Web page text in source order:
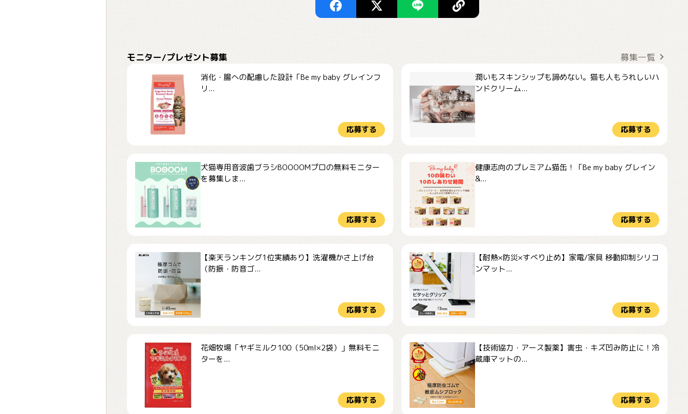
モニター/プレゼント募集 募集一覧
消化・腸への配慮した設計「Be my baby グレインフ
リ...
応募する
潤いもスキンシップも諦めない。猫も人もうれしいハ
ンドクリーム...
応募する
犬猫専用音波歯ブラシBOOOOMプロの無料モニター
を募集しま...
応募する
健康志向のプレミアム猫缶！「Be my baby グレイン
&...
応募する
【楽天ランキング1位実績あり】洗濯機かさ上げ台
（防振・防音ゴ...
応募する
【耐熱×防災×すべり止め】家電/家具 移動抑制シリコ
ンマット...
応募する
花畑牧場「ヤギミルク100（50ml×2袋）」無料モニ
ターを...
応募する
【技術協力・アース製薬】害虫・キズ凹み防止に！冷
蔵庫マットの...
応募する